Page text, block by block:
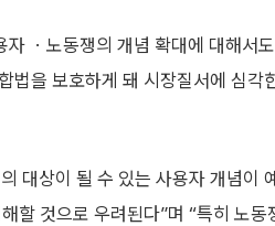
ㆍ노동쟁의 개념 확대에 대해서
법을 보호하게 돼 시장질서에 심각
대상이 될 수 있는 사용자 개념이
할 것으로 우려된다”며 “특히 노